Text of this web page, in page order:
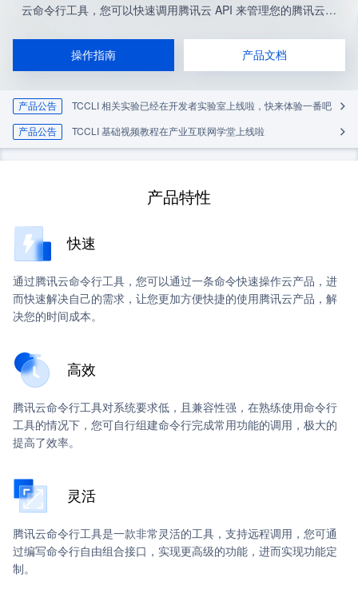
云命令行工具，您可以快速调用腾讯云 API 来管理您的腾讯云资
理，以更多样的方式进行组合和重用。。
操作指南 产品文档
产品公告
TCCLI 相关实验已经在开发者实验室上线啦，快来体验一番吧
产品公告
TCCLI 基础视频教程在产业互联网学堂上线啦
产品特性
快速
通过腾讯云命令行工具，您可以通过一条命令快速操作云产品，进
而快速解决自己的需求，让您更加方便快捷的使用腾讯云产品，解
决您的时间成本。
高效
腾讯云命令行工具对系统要求低，且兼容性强，在熟练使用命令行
工具的情况下，您可自行组建命令行完成常用功能的调用，极大的
提高了效率。
灵活
腾讯云命令行工具是一款非常灵活的工具，支持远程调用，您可通
过编写命令行自由组合接口，实现更高级的功能，进而实现功能定
制。